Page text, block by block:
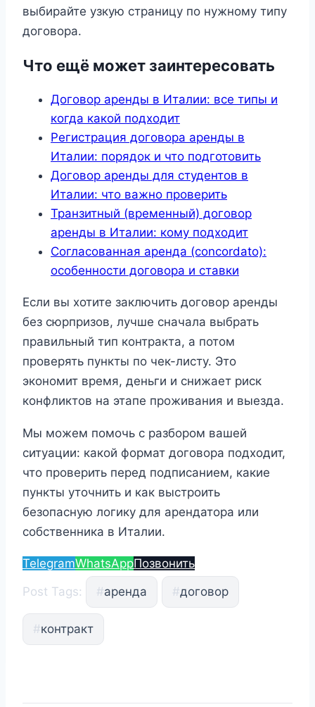
выбирайте узкую страницу по нужному типу
договора.
Что ещё может заинтересовать
Договор аренды в Италии: все типы и
когда какой подходит
Регистрация договора аренды в
Италии: порядок и что подготовить
Договор аренды для студентов в
Италии: что важно проверить
Транзитный (временный) договор
аренды в Италии: кому подходит
Согласованная аренда (concordato):
особенности договора и ставки
Если вы хотите заключить договор аренды
без сюрпризов, лучше сначала выбрать
правильный тип контракта, а потом
проверять пункты по чек-листу. Это
экономит время, деньги и снижает риск
конфликтов на этапе проживания и выезда.
Мы можем помочь с разбором вашей
ситуации: какой формат договора подходит,
что проверить перед подписанием, какие
пункты уточнить и как выстроить
безопасную логику для арендатора или
собственника в Италии.
TelegramWhatsAppПозвонить
Post Tags:
#аренда #договор
#контракт